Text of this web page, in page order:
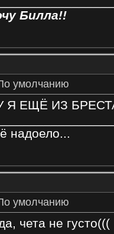
Билла!!
Я ЕЩЁ ИЗ
надоело...
чета не густо(((